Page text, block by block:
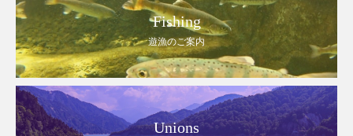
Fishing
遊漁のご案内
Unions